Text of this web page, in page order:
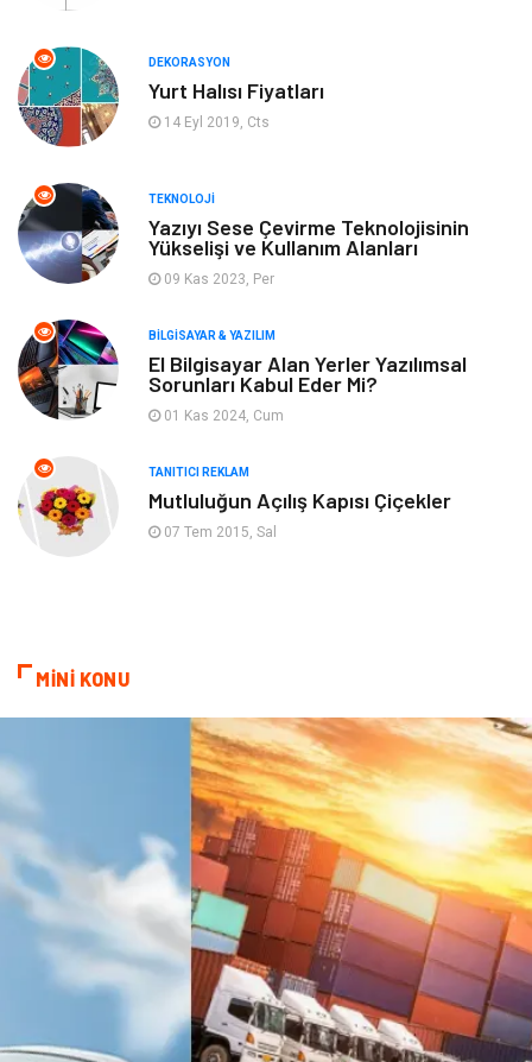
Turizm
Bilgisayar & Yazılım Mobilya
Tekstil Maden ve Metal
Eğlence
Plastik
Hizmet
Aksesuar
Hediyelik Eşya
İnternet
Bakım Kültür
Basın Yayın İthalat İhracat
Dernekler ve Birlikler Kiralama Servisleri
Tarım & Hayvancılık
DEKORASYON
Yurt Halısı Fiyatları
14 Eyl 2019, Cts
TEKNOLOJI
Yazıyı Sese Çevirme Teknolojisinin
Yükselişi ve Kullanım Alanları
09 Kas 2023, Per
BILGISAYAR & YAZILIM
El Bilgisayar Alan Yerler Yazılımsal
Sorunları Kabul Eder Mi?
01 Kas 2024, Cum
TANITICI REKLAM
Mutluluğun Açılış Kapısı Çiçekler
07 Tem 2015, Sal
MİNİ KONU